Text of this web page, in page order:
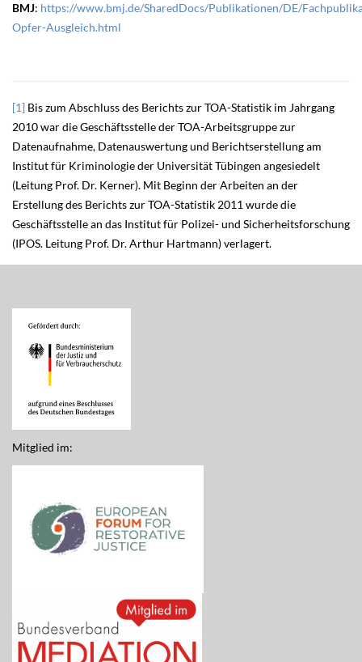
BMJ: https://www.bmj.de/SharedDocs/Publikationen/DE/
Opfer-Ausgleich.html
[1] Bis zum Abschluss des Berichts zur TOA-Statistik im Jahrgang
2010 war die Geschäftsstelle der TOA-Arbeitsgruppe zur
Datenaufnahme, Datenauswertung und Berichtserstellung am
Institut für Kriminologie der Universität Tübingen angesiedelt
(Leitung Prof. Dr. Kerner). Mit Beginn der Arbeiten an der
Erstellung des Berichts zur TOA-Statistik 2011 wurde die
Geschäftsstelle an das Institut für Polizei- und Sicherheitsforschung
(IPOS. Leitung Prof. Dr. Arthur Hartmann) verlagert.
Mitglied im: